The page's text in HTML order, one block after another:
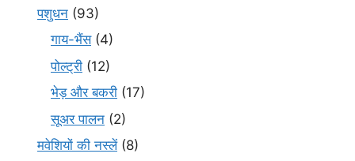
पशुधन (93)
गाय-भैंस(4)
पोल्ट्री (12)
भेड़ और बकरी (17)
सूअर पालन (2)
मवेशियों की नस्लें(8)